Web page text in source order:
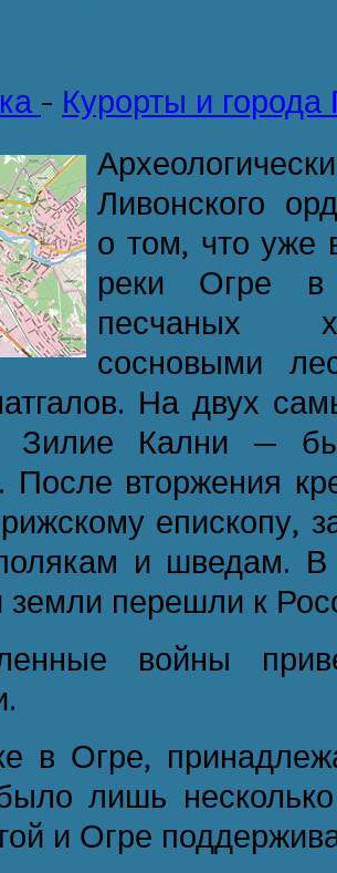
- Курорты и города
Ливонского
о том, что уже
реки Огре в
песчаных
сосновыми
На двух
Зилие Кални —
После вторжения
епископу,
и шведам. В
земли перешли к
войны
в Огре,
лишь
и Огре